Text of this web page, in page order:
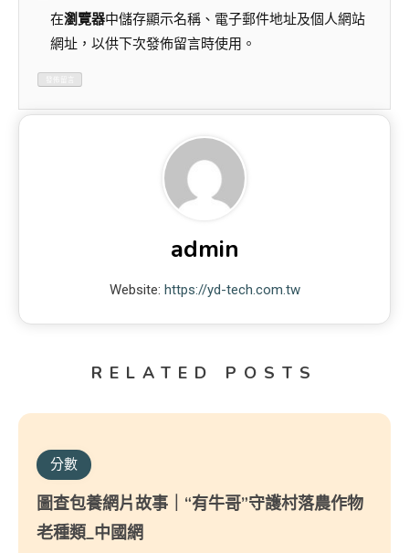
在瀏覽器中儲存顯示名稱、電子郵件地址及個人網站
網址，以供下次發佈留言時使用。
admin
Website: https://yd-tech.com.tw
RELATED POSTS
分數
圖查包養網片故事｜“有牛哥”守護村落農作物
老種類_中國網